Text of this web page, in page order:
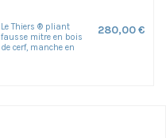
Le Thiers ® pliant
fausse mitre en bois
de cerf, manche en
280,00 €